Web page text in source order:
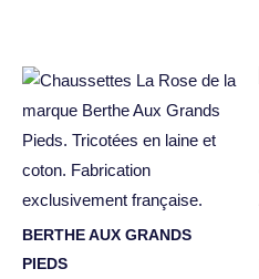
BERTHE AUX GRANDS
PIEDS